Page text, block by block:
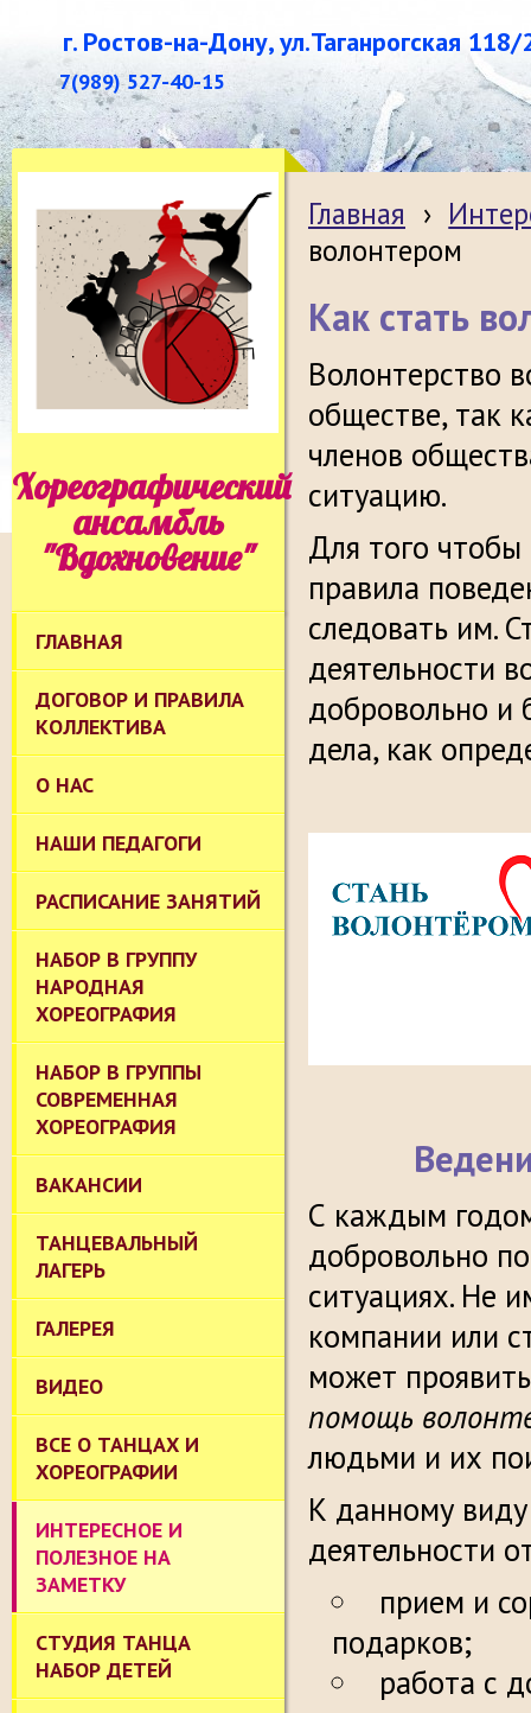
г. Ростов-на-Дону, ул.Таганрогская 118/
7(989) 527-40-15
Хореографический
ансамбль
"Вдохновение"
ГЛАВНАЯ
ДОГОВОР И ПРАВИЛА
КОЛЛЕКТИВА
О НАС
НАШИ ПЕДАГОГИ
РАСПИСАНИЕ ЗАНЯТИЙ
НАБОР В ГРУППУ
НАРОДНАЯ
ХОРЕОГРАФИЯ
НАБОР В ГРУППЫ
СОВРЕМЕННАЯ
ХОРЕОГРАФИЯ
ВАКАНСИИ
ТАНЦЕВАЛЬНЫЙ
ЛАГЕРЬ
ГАЛЕРЕЯ
ВИДЕО
ВСЕ О ТАНЦАХ И
ХОРЕОГРАФИИ
ИНТЕРЕСНОЕ И
ПОЛЕЗНОЕ НА
ЗАМЕТКУ
СТУДИЯ ТАНЦА
НАБОР ДЕТЕЙ
Главная ›
волонтером
Как стать
Волонтерство
обществе, так
членов
ситуацию.
Для того
правила
следовать им.
деятельности
добровольно и
дела, как
С каждым
добровольно
ситуациях. Не
компании или
может
помощь
людьми и их
К данному
деятельности
прием и